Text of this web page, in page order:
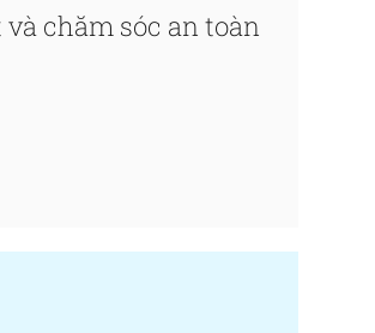
chăm sóc an toàn